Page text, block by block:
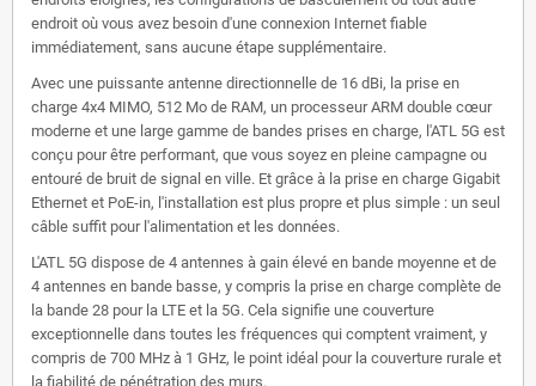
endroit où vous avez besoin d'une connexion Internet fiable
immédiatement, sans aucune étape supplémentaire.
Avec une puissante antenne directionnelle de 16 dBi, la prise en
charge 4x4 MIMO, 512 Mo de RAM, un processeur ARM double cœur
moderne et une large gamme de bandes prises en charge, l'ATL 5G est
conçu pour être performant, que vous soyez en pleine campagne ou
entouré de bruit de signal en ville. Et grâce à la prise en charge Gigabit
Ethernet et PoE-in, l'installation est plus propre et plus simple : un seul
câble suffit pour l'alimentation et les données.
L'ATL 5G dispose de 4 antennes à gain élevé en bande moyenne et de
4 antennes en bande basse, y compris la prise en charge complète de
la bande 28 pour la LTE et la 5G. Cela signifie une couverture
exceptionnelle dans toutes les fréquences qui comptent vraiment, y
compris de 700 MHz à 1 GHz, le point idéal pour la couverture rurale et
la fiabilité de pénétration des murs.